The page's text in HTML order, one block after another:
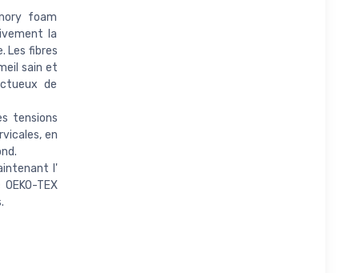
foam
la
Les fibres
sain et
de
tensions
en
l'
TEX